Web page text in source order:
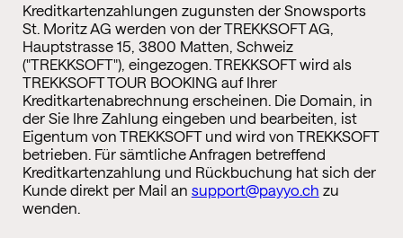
Kreditkartenzahlungen zugunsten der Snowsports
St. Moritz AG werden von der TREKKSOFT AG,
Hauptstrasse 15, 3800 Matten, Schweiz
("TREKKSOFT"), eingezogen. TREKKSOFT wird als
TREKKSOFT TOUR BOOKING auf Ihrer
Kreditkartenabrechnung erscheinen. Die Domain, in
der Sie Ihre Zahlung eingeben und bearbeiten, ist
Eigentum von TREKKSOFT und wird von TREKKSOFT
betrieben. Für sämtliche Anfragen betreffend
Kreditkartenzahlung und Rückbuchung hat sich der
Kunde direkt per Mail an support@payyo.ch zu
wenden.